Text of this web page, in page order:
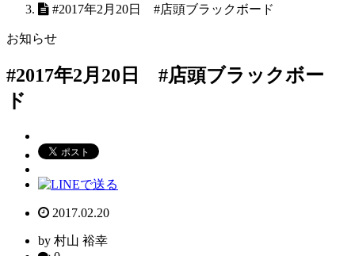
#2017年2月20日 #店頭ブラックボード
お知らせ
#2017年2月20日 #店頭ブラックボー
ド
2017.02.20
by 村山 裕幸